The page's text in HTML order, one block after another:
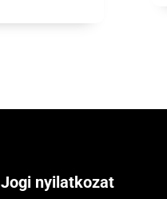
Jogi nyilatkozat